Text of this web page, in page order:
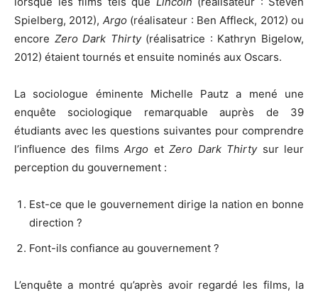
Spielberg, 2012), Argo (réalisateur : Ben Affleck, 2012) ou
encore Zero Dark Thirty(réalisatrice : Kathryn Bigelow,
2012) étaient tournés et ensuite nominés aux Oscars.
La sociologue éminente Michelle Pautz a mené une
enquête sociologique remarquable auprès de 39
étudiants avec les questions suivantes pour comprendre
l’influence des filmsArgo etZero Dark Thirtysur leur
perception du gouvernement :
Est-ce que le gouvernement dirige la nation en bonne
direction ?
Font-ils confiance au gouvernement ?
L’enquête a montré qu’après avoir regardé les films, la